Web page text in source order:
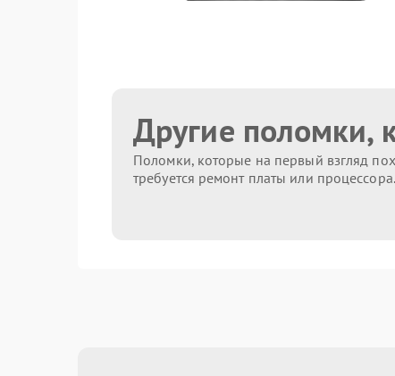
Другие поломки,
Поломки, которые на первый взгляд
требуется ремонт платы или процессора.